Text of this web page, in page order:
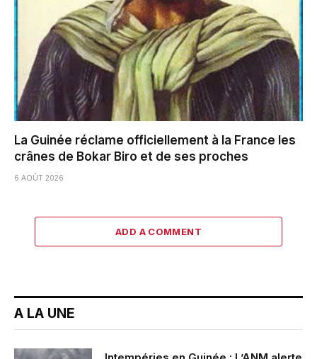
La Guinée réclame officiellement à la France les
crânes de Bokar Biro et de ses proches
6 AOÛT 2026
ADD A COMMENT
A LA UNE